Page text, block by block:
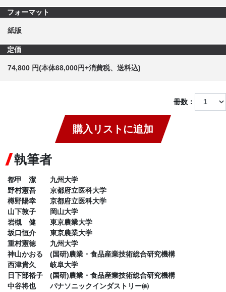
フォーマット
紙版
定価
74,800 円(本体68,000円+消費税、送料込)
冊数：
購入リストに追加
執筆者
都甲 潔 九州大学
野村憲吾 京都府立医科大学
樽野陽幸 京都府立医科大学
山下敦子 岡山大学
岩槻 健 東京農業大学
坂口恒介 東京農業大学
重村憲徳 九州大学
神山かおる (国研)農業・食品産業技術総合研究機構
西津貴久 岐阜大学
日下部裕子 (国研)農業・食品産業技術総合研究機構
中谷将也 パナソニックインダストリー㈱